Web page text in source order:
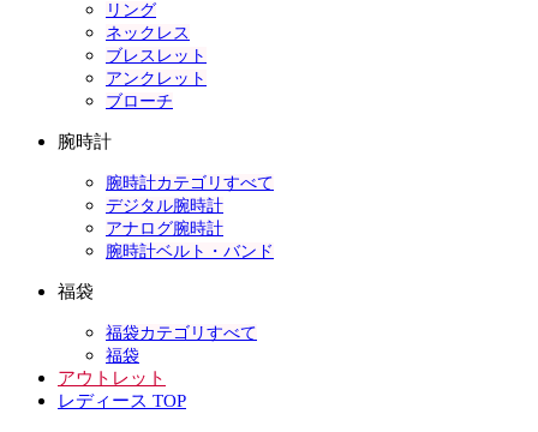
リング
ネックレス
ブレスレット
アンクレット
ブローチ
腕時計
腕時計カテゴリすべて
デジタル腕時計
アナログ腕時計
腕時計ベルト・バンド
福袋
福袋カテゴリすべて
福袋
アウトレット
レディース TOP